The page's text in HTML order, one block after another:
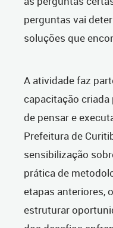
perguntas vai
soluções que
A atividade faz
capacitação
de pensar e
Prefeitura de
sensibilização
prática de
etapas anteriores,
estruturar